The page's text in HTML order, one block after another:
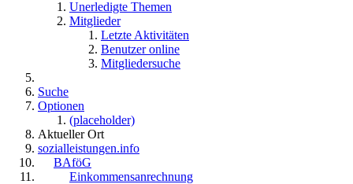
Unerledigte Themen
Mitglieder
Letzte Aktivitäten
Benutzer online
Mitgliedersuche
Suche
Optionen
(placeholder)
Aktueller Ort
sozialleistungen.info
BAföG
Einkommensanrechnung